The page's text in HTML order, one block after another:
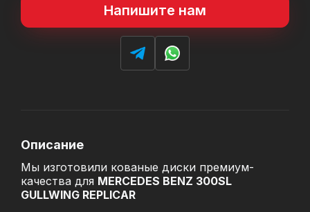
Напишите нам
Описание
Мы изготовили кованые диски премиум-
качества для MERCEDES BENZ 300SL
GULLWING REPLICAR